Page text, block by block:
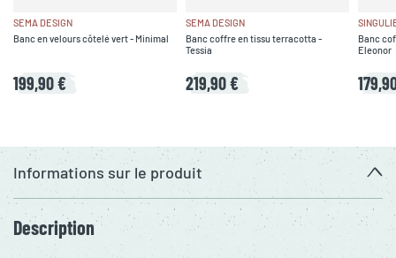
SEMA DESIGN
Banc en velours côtelé vert - Minimal
199,90 €
SEMA DESIGN
Banc coffre en tissu terracotta -
Tessia
219,90 €
Banc
Eleonor
Informations sur le produit
Description